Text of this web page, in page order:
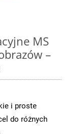
MS
–
i proste
do różnych